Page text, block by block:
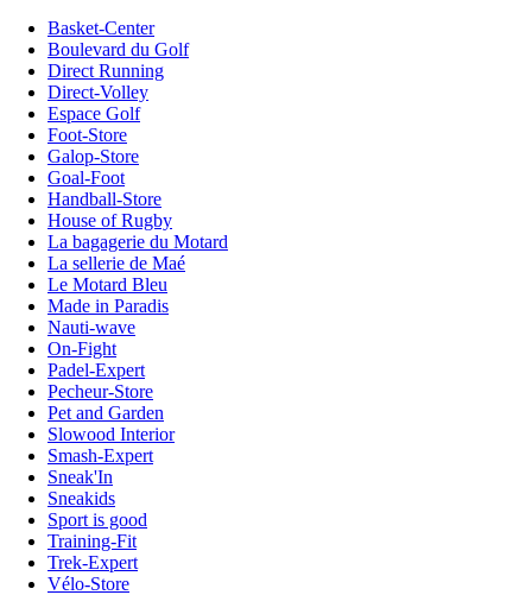
Basket-Center
Boulevard du Golf
Direct Running
Direct-Volley
Espace Golf
Foot-Store
Galop-Store
Goal-Foot
Handball-Store
House of Rugby
La bagagerie du Motard
La sellerie de Maé
Le Motard Bleu
Made in Paradis
Nauti-wave
On-Fight
Padel-Expert
Pecheur-Store
Pet and Garden
Slowood Interior
Smash-Expert
Sneak'In
Sneakids
Sport is good
Training-Fit
Trek-Expert
Vélo-Store